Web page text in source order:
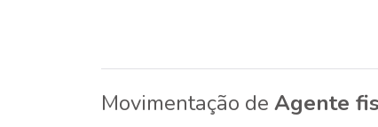
Movimentação de Agente